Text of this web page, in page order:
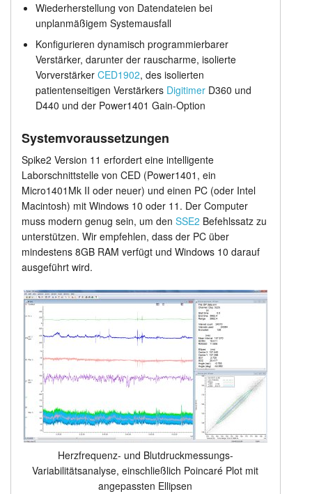
Wiederherstellung von Datendateien bei
unplanmäßigem Systemausfall
Konfigurieren dynamisch programmierbarer
Verstärker, darunter der rauscharme, isolierte
Vorverstärker CED1902, des isolierten
patientenseitigen Verstärkers DigitimerD360 und
D440 und der Power1401 Gain-Option
Systemvoraussetzungen
Spike2 Version 11 erfordert eine intelligente
Laborschnittstelle von CED (Power1401, ein
Micro1401Mk II oder neuer) und einen PC (oder Intel
Macintosh) mit Windows 10 oder 11. Der Computer
muss modern genug sein, um den SSE2 Befehlssatz zu
unterstützen. Wir empfehlen, dass der PC über
mindestens 8GB RAM verfügt und Windows 10 darauf
ausgeführt wird.
Herzfrequenz- und Blutdruckmessungs-
Variabilitätsanalyse, einschließlich Poincaré Plot mit
angepassten Ellipsen